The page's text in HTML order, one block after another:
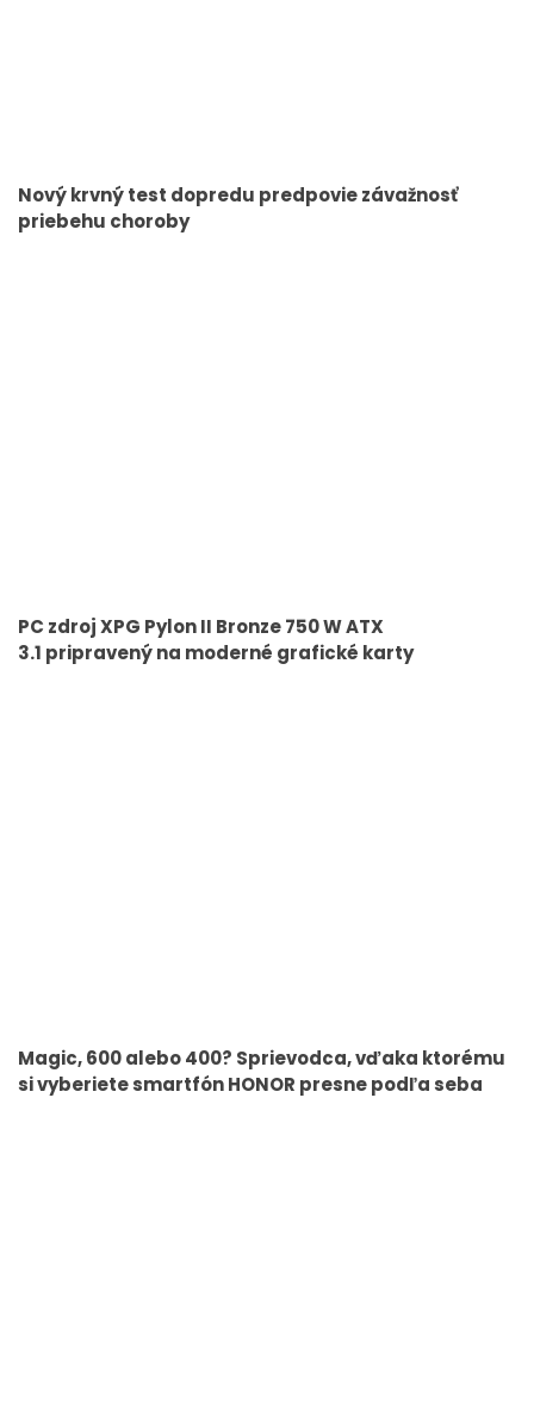
Nový krvný test dopredu predpovie závažnosť
priebehu choroby
PC zdroj XPG Pylon II Bronze 750 W ATX
3.1 pripravený na moderné grafické karty
Magic, 600 alebo 400? Sprievodca, vďaka ktorému
si vyberiete smartfón HONOR presne podľa seba